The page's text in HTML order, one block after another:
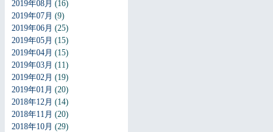
2019年08月 (16)
2019年07月 (9)
2019年06月 (25)
2019年05月 (15)
2019年04月 (15)
2019年03月 (11)
2019年02月 (19)
2019年01月 (20)
2018年12月 (14)
2018年11月 (20)
2018年10月 (29)